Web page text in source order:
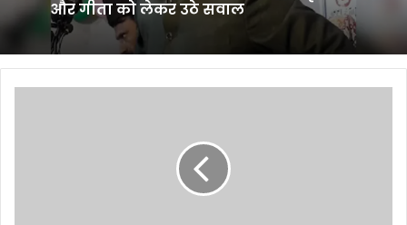
और गीता को लेकर उठे सवाल